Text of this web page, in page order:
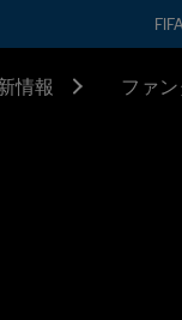
情報 ファ